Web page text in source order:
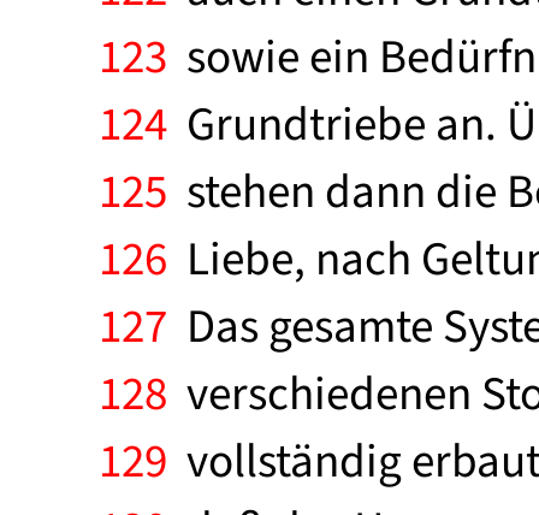
123 sowie ein
124 Grundtriebe an.
125 stehen dann die
126 Liebe, nach
127 Das gesamte
128 verschiedenen
129 vollständig